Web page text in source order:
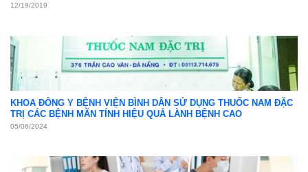
12/19/2019
KHOA ĐÔNG Y BỆNH VIỆN BÌNH DÂN SỬ DỤNG THUỐC NAM ĐẶC
TRỊ CÁC BỆNH MÃN TÍNH HIỆU QUẢ LÀNH BỆNH CAO
05/06/2024